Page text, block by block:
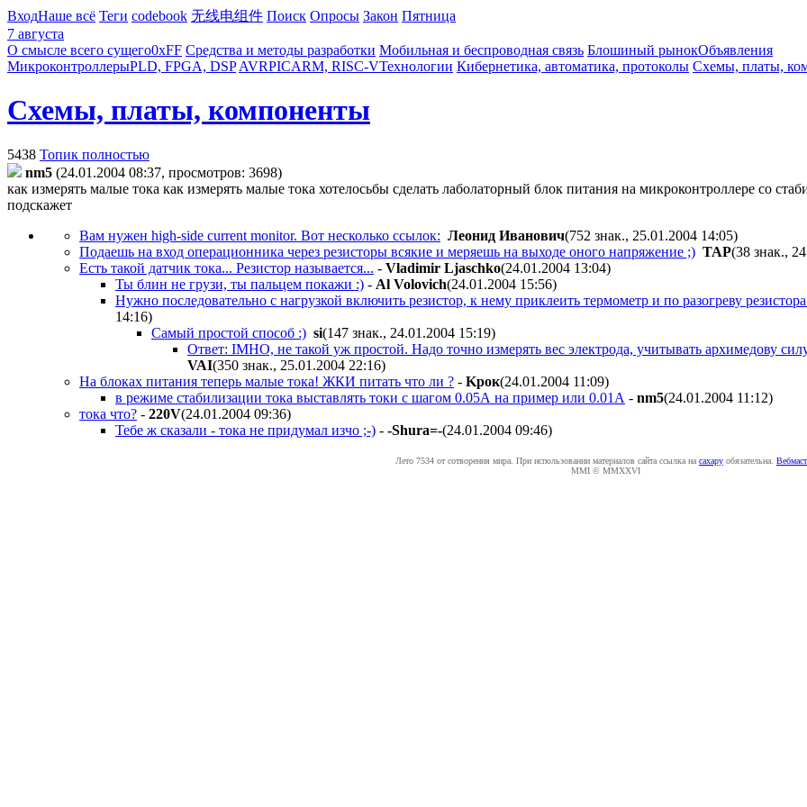
ВходНаше всё Теги codebook 无线电组件 Поиск Опросы Закон Пятница
7 августа
О смысле всего сущего0xFF Средства и методы разработки Мобильная и беспроводная связь Блошиный рынокОбъявления
МикроконтроллерыPLD, FPGA, DSP AVRPICARM, RISC-VТехнологии Кибернетика, автоматика, протоколы Схемы, платы,
Схемы, платы, компоненты
5438 Топик полностью
nm5 (24.01.2004 08:37, просмотров: 3698)
как измерять малые тока как измерять малые тока хотелосьбы сделать лаболаторный блок питания на микроконтроллере со
подскажет
Вам нужен high-side current monitor. Вот несколько ссылок: Лeoнид Ивaнoвич(752 знак., 25.01.2004 14:05)
Подаешь на вход операционника через резисторы всякие и меряешь на выходе оного напряжение ;) TAP(38 знак.,
Есть такой датчик тока... Резистор называется... - Vladimir Ljaschko(24.01.2004 13:04)
Ты блин не грузи, ты пальцем покажи :) - Al Volovich(24.01.2004 15:56)
Нужно последовательно с нагрузкой включить резистор, к нему приклеить термометр и по разогреву
14:16)
Самый простой способ :) si(147 знак., 24.01.2004 15:19)
Ответ: IMHO, не такой уж простой. Надо точно измерять вес электрода, учитывать архимедову
VAI(350 знак., 25.01.2004 22:16)
На блоках питания теперь малые тока! ЖКИ питать что ли ? - Kpoк(24.01.2004 11:09)
в режиме стабилизации тока выставлять токи с шагом 0.05А на пример или 0.01А - nm5(24.01.2004 11:12)
тока что? - 220V(24.01.2004 09:36)
Тебе ж сказали - тока не придумал изчо ;-) - -Shura=-(24.01.2004 09:46)
Лето 7534 от сотворения мира. При использовании материалов сайта ссылка на caxapу обязательна.
MMI © MMXXVI